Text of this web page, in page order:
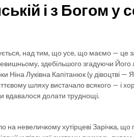
і з Богом у
над тим, що усе, що маємо — це
здебільшого згадуючи
Ніна Луківна Капітанюк (у дівоцтві
шляху вистачало всякого — і
вдавалося долати труднощі.
на невеличкому хутірцеві Зарічка,